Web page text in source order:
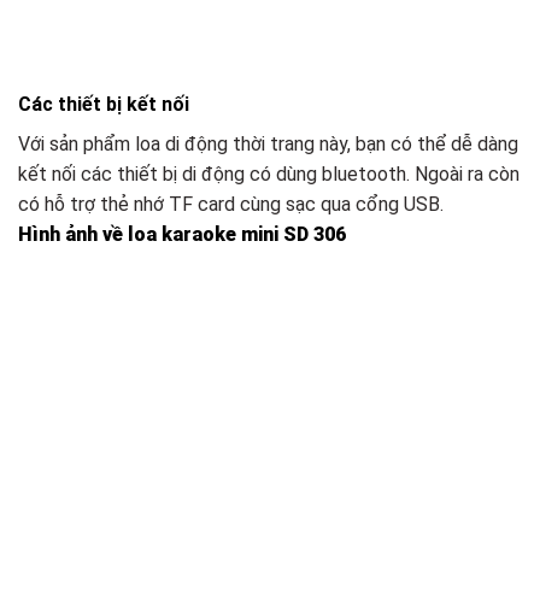
Các thiết bị kết nối
Với sản phẩm loa di động thời trang này, bạn có thể dễ dàng
kết nối các thiết bị di động có dùng bluetooth. Ngoài ra còn
có hỗ trợ thẻ nhớ TF card cùng sạc qua cổng USB.
Hình ảnh về loa karaoke mini SD 306